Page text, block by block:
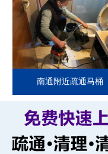
南通附近疏通马桶